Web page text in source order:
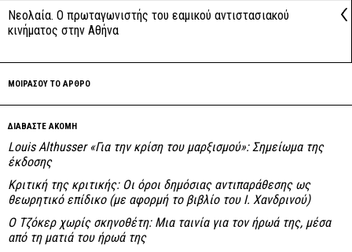
Νεολαία. Ο πρωταγωνιστής του εαμικού αντιστασιακού
κινήματος στην Αθήνα
ΜΟΙΡΑΣΟΥ ΤΟ ΑΡΘΡΟ
ΔΙΑΒΑΣΤΕ ΑΚΟΜΗ
Louis Althusser «Για την κρίση του μαρξισμού»: Σημείωμα της
έκδοσης
Κριτική της κριτικής: Οι όροι δημόσιας αντιπαράθεσης ως
θεωρητικό επίδικο (με αφορμή το βιβλίο του Ι. Χανδρινού)
Ο Τζόκερ χωρίς σκηνοθέτη: Μια ταινία για τον ήρωά της, μέσα
από τη ματιά του ήρωά της